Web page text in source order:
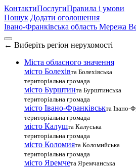
КонтактиПослугиПравила і умови
Пошук Додати оголошення
Івано-Франківська область Мережа
← Виберіть регіон нерухомості
Міста обласного значення
місто Болехівта Болехівська
територіальна громада
місто Бурштинта Бурштинська
територіальна громада
місто Івано-Франківськта Івано-
територіальна громада
місто Калушта Калуська
територіальна громада
місто Коломията Коломийська
територіальна громада
місто Яремчета Яремчанська